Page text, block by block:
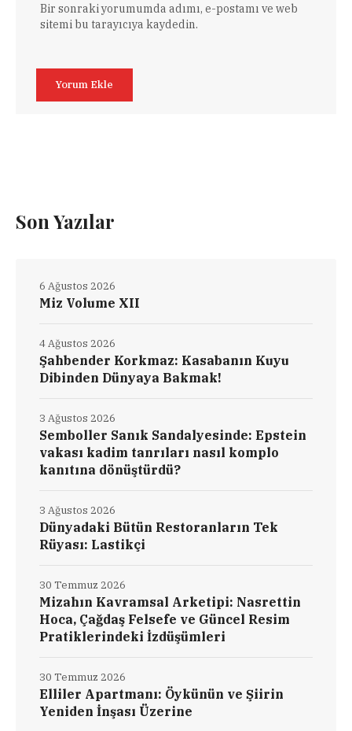
Bir sonraki yorumumda adımı, e-postamı ve web
sitemi bu tarayıcıya kaydedin.
Son Yazılar
Miz Volume XII
6 Ağustos 2026
Şahbender Korkmaz: Kasabanın Kuyu
Dibinden Dünyaya Bakmak!
4 Ağustos 2026
Semboller Sanık Sandalyesinde: Epstein
vakası kadim tanrıları nasıl komplo
kanıtına dönüştürdü?
3 Ağustos 2026
Dünyadaki Bütün Restoranların Tek
Rüyası: Lastikçi
3 Ağustos 2026
Mizahın Kavramsal Arketipi: Nasrettin
Hoca, Çağdaş Felsefe ve Güncel Resim
Pratiklerindeki İzdüşümleri
30 Temmuz 2026
Elliler Apartmanı: Öykünün ve Şiirin
Yeniden İnşası Üzerine
30 Temmuz 2026